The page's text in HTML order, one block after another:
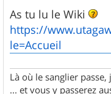
s
s
a
g
e
As tu lu le Wiki
https://
le=Accueil
Là où le sanglier passe,
... et vous y passerez